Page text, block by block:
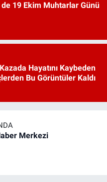
de 19 Ekim Muhtarlar Günü
Hayatını Kaybeden
Bu Görüntüler Kaldı
Merkezi